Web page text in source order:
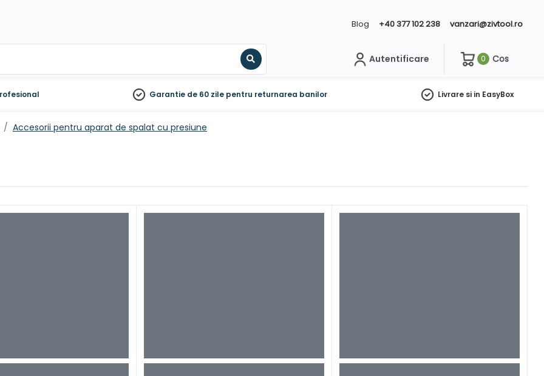
Blog +40 377 102 238 vanzari@zivtool.ro
Search
Autentificare 0 Cos
Garantie de 60 zile pentru returnarea banilor Livrare si in EasyBox
Accesorii pentru aparat de spalat cu presiune